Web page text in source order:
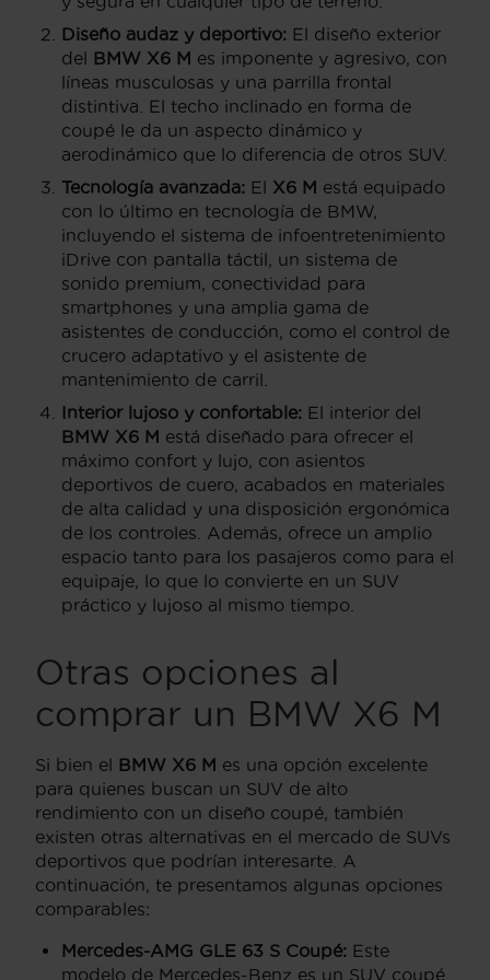
Diseño audaz y deportivo: El diseño exterior
del BMW X6 M es imponente y agresivo, con
líneas musculosas y una parrilla frontal
distintiva. El techo inclinado en forma de
coupé le da un aspecto dinámico y
aerodinámico que lo diferencia de otros SUV.
Tecnología avanzada: El X6 M está equipado
con lo último en tecnología de BMW,
incluyendo el sistema de infoentretenimiento
iDrive con pantalla táctil, un sistema de
sonido premium, conectividad para
smartphones y una amplia gama de
asistentes de conducción, como el control de
crucero adaptativo y el asistente de
mantenimiento de carril.
Interior lujoso y confortable: El interior del
BMW X6 M está diseñado para ofrecer el
máximo confort y lujo, con asientos
deportivos de cuero, acabados en materiales
de alta calidad y una disposición ergonómica
de los controles. Además, ofrece un amplio
espacio tanto para los pasajeros como para el
equipaje, lo que lo convierte en un SUV
práctico y lujoso al mismo tiempo.
Otras opciones al
comprar un BMW X6 M
Si bien el BMW X6 M es una opción excelente
para quienes buscan un SUV de alto
rendimiento con un diseño coupé, también
existen otras alternativas en el mercado de SUVs
deportivos que podrían interesarte. A
continuación, te presentamos algunas opciones
comparables:
Mercedes-AMG GLE 63 S Coupé: Este
modelo de Mercedes-Benz es un SUV coupé